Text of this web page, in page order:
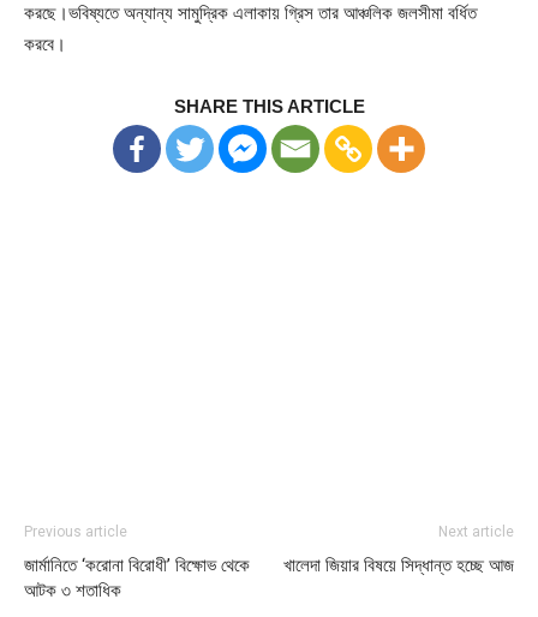
করছে।ভবিষ্যতে অন্যান্য সামুদ্রিক এলাকায় গ্রিস তার আঞ্চলিক জলসীমা বর্ধিত
করবে।
SHARE THIS ARTICLE
Previous article
জার্মানিতে ‘করোনা বিরোধী’ বিক্ষোভ থেকে
আটক ৩ শতাধিক
Next article
খালেদা জিয়ার বিষয়ে সিদ্ধান্ত হচ্ছে আজ